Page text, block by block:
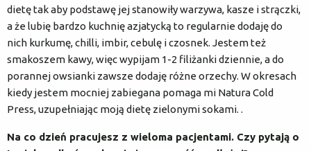
dietę tak aby podstawę jej stanowiły warzywa, kasze i strączki,
a że lubię bardzo kuchnię azjatycką to regularnie dodaję do
nich kurkumę, chilli, imbir, cebulę i czosnek. Jestem też
smakoszem kawy, więc wypijam 1-2 filiżanki dziennie, a do
porannej owsianki zawsze dodaję różne orzechy. W okresach
kiedy jestem mocniej zabiegana pomaga mi Natura Cold
Press, uzupełniając moją dietę zielonymi sokami. .
Na co dzień pracujesz z wieloma pacjentami. Czy pytają o